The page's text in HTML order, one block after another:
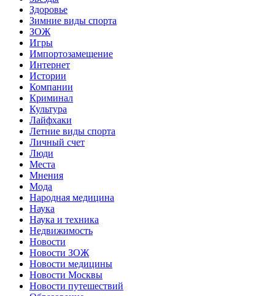
Здоровье
Зимние виды спорта
ЗОЖ
Игры
Импортозамещение
Интернет
Истории
Компании
Криминал
Культура
Лайфхаки
Летние виды спорта
Личный счет
Люди
Места
Мнения
Мода
Народная медицина
Наука
Наука и техника
Недвижимость
Новости
Новости ЗОЖ
Новости медицины
Новости Москвы
Новости путешествий